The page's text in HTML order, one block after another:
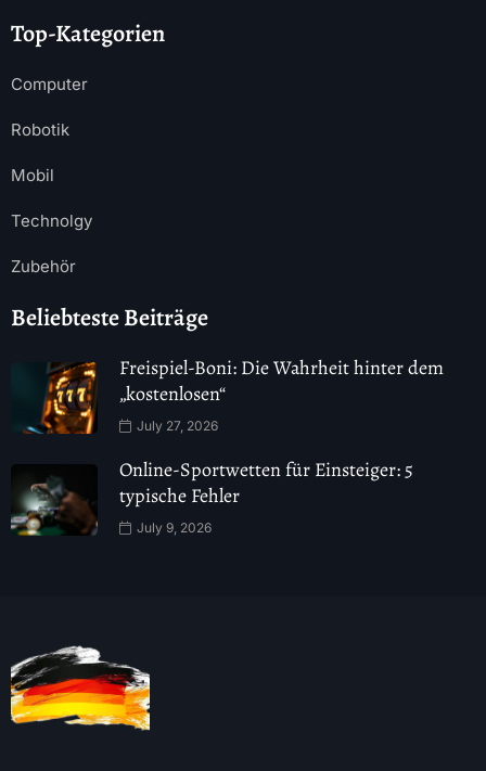
Top-Kategorien
Computer
Robotik
Mobil
Technolgy
Zubehör
Beliebteste Beiträge
Freispiel-Boni: Die Wahrheit hinter dem
„kostenlosen“
July 27, 2026
Online-Sportwetten für Einsteiger: 5
typische Fehler
July 9, 2026